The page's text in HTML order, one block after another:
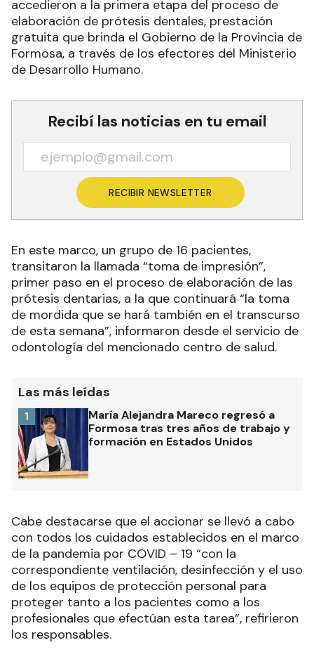
accedieron a la primera etapa del proceso de
elaboración de prótesis dentales, prestación
gratuita que brinda el Gobierno de la Provincia de
Formosa, a través de los efectores del Ministerio
de Desarrollo Humano.
Recibí las noticias en tu email
RECIBIR NEWSLETTER
En este marco, un grupo de 16 pacientes,
transitaron la llamada “toma de impresión”,
primer paso en el proceso de elaboración de las
prótesis dentarias, a la que continuará “la toma
de mordida que se hará también en el transcurso
de esta semana”, informaron desde el servicio de
odontología del mencionado centro de salud.
Las más leídas
María Alejandra Mareco regresó a
Formosa tras tres años de trabajo y
formación en Estados Unidos
1
Cabe destacarse que el accionar se llevó a cabo
con todos los cuidados establecidos en el marco
de la pandemia por COVID – 19 “con la
correspondiente ventilación, desinfección y el uso
de los equipos de protección personal para
proteger tanto a los pacientes como a los
profesionales que efectúan esta tarea”, refirieron
los responsables.